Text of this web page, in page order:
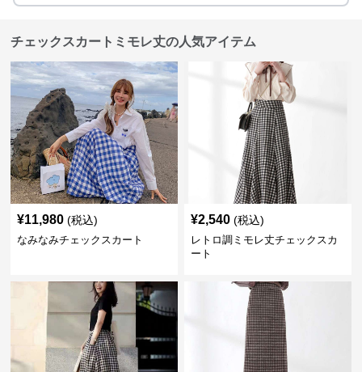
チェックスカートミモレ丈の人気アイテム
¥11,980 (税込)
なみなみチェックスカート
¥2,540 (税込)
レトロ調ミモレ丈チェックスカ
ート